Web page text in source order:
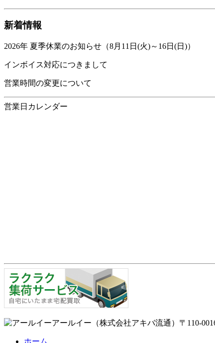
新着情報
2026年 夏季休業のお知らせ（8月11日(火)～16日(日)）
インボイス対応につきまして
営業時間の変更について
営業日カレンダー
アールイー（株式会社アキバ流通）〒110-
ホーム